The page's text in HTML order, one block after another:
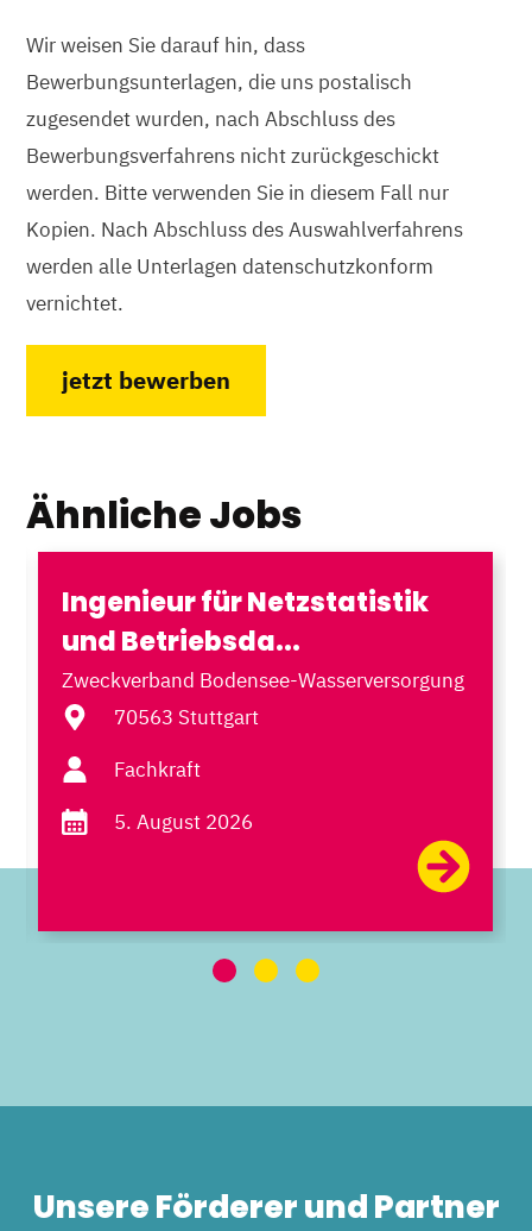
Wir weisen Sie darauf hin, dass
Bewerbungsunterlagen, die uns postalisch
zugesendet wurden, nach Abschluss des
Bewerbungsverfahrens nicht zurückgeschickt
werden. Bitte verwenden Sie in diesem Fall nur
Kopien. Nach Abschluss des Auswahlverfahrens
werden alle Unterlagen datenschutzkonform
vernichtet.
jetzt bewerben
Ähnliche Jobs
Ingenieur für Netzstatistik
und Betriebsda...
Zweckverband Bodensee-Wasserversorgung
70563 Stuttgart
Fachkraft
5. August 2026
Unsere Förderer und Partner